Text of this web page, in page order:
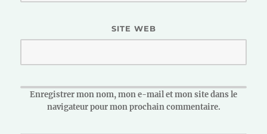
SITE WEB
Enregistrer mon nom, mon e-mail et mon site dans le
navigateur pour mon prochain commentaire.